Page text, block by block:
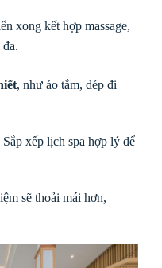
xong kết hợp massage,
, như áo tắm, dép đi
Sắp xếp lịch spa hợp lý để
sẽ thoải mái hơn,